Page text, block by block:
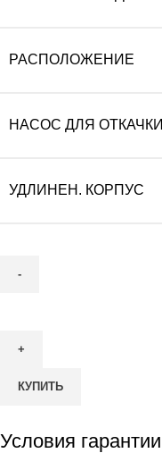
РАСПОЛОЖЕНИЕ
НАСОС ДЛЯ ОТКАЧКИ
УДЛИНЕН. КОРПУС
Итал
ПР
КУПИТЬ
Условия гарантии